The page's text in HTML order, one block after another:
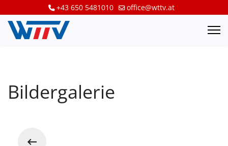
+43 650 5481010 office@wttv.at
Bildergalerie